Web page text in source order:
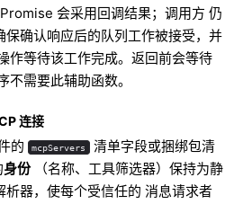
会采用回调结果；调用方 仍
保确认响应后的队列工作被接受，并
作等待该工作完成。返回前会等待
不需要此辅助函数。
连接
的 mcpServers
清单字段或捆绑包清
身份（名称、工具筛选器）保持为静
析器，使每个受信任的 消息请求者